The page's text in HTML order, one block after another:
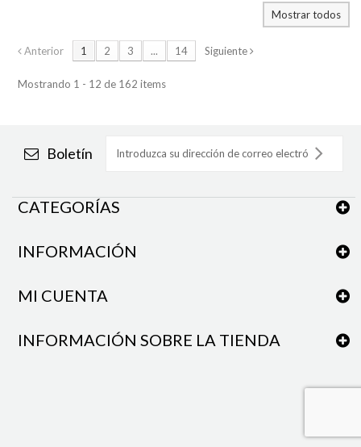
Mostrar todos
Anterior 1 2 3 ... 14 Siguiente
Mostrando 1 - 12 de 162 items
Boletín
CATEGORÍAS
INFORMACIÓN
MI CUENTA
INFORMACIÓN SOBRE LA TIENDA